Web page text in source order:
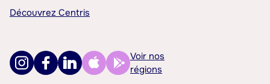
Découvrez Centris
Voir nos
régions